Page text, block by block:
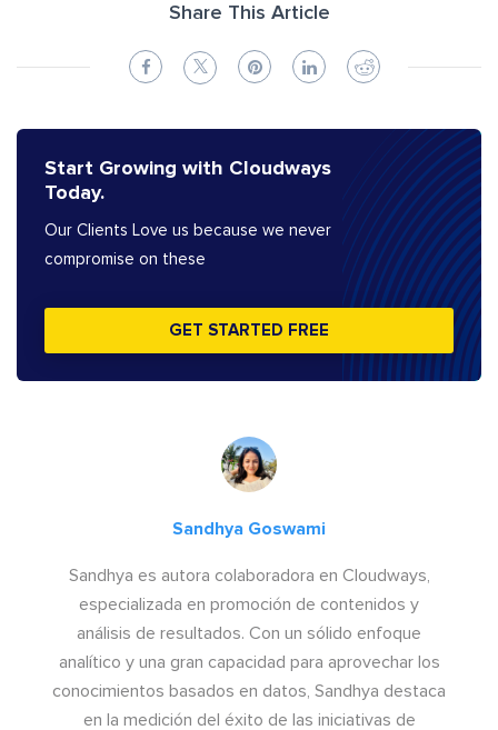
Share This Article
Start Growing with Cloudways
Today.
Our Clients Love us because we never
compromise on these
GET STARTED FREE
Sandhya Goswami
Sandhya es autora colaboradora en Cloudways,
especializada en promoción de contenidos y
análisis de resultados. Con un sólido enfoque
analítico y una gran capacidad para aprovechar los
conocimientos basados en datos, Sandhya destaca
en la medición del éxito de las iniciativas de